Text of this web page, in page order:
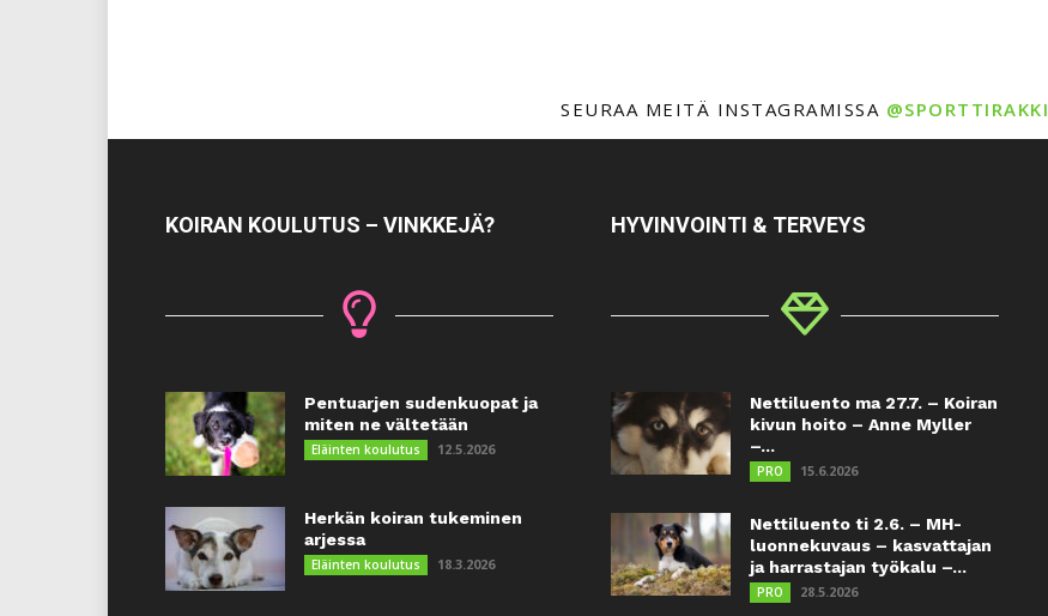
SEURAA MEITÄ INSTAGRAMISSA @SPORTTIRAKKI
KOIRAN KOULUTUS – VINKKEJÄ?
Pentuarjen sudenkuopat ja
miten ne vältetään
Eläinten koulutus 12.5.2026
Herkän koiran tukeminen
arjessa
Eläinten koulutus 18.3.2026
HYVINVOINTI & TERVEYS
Nettiluento ma 27.7. – Koiran
kivun hoito – Anne Myller
–...
PRO 15.6.2026
Nettiluento ti 2.6. – MH-
luonnekuvaus – kasvattajan
ja harrastajan työkalu –...
PRO 28.5.2026